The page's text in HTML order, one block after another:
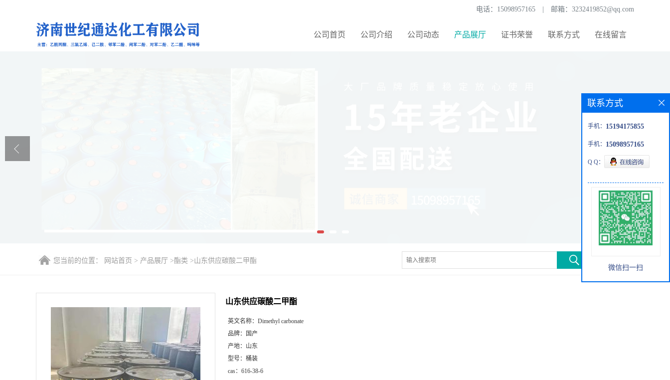
电话： 15098957165 邮箱： 3232419852@qq.com
公司首页 公司介绍 公司动态 产品展厅 证书荣誉 联系方式 在线留言
公司首页
联系方式
您当前的位置： 网站首页 > 产品展厅 >酯类 >山东供应碳酸二甲酯
山东供应碳酸二甲酯
英文名称： Dimethyl carbonate
品牌：
国产
产地： 山东
型号： 桶装
cas： 616-38-6
联系方式
手机： 15194175855
手机： 15098957165
Q Q：
微信扫一扫